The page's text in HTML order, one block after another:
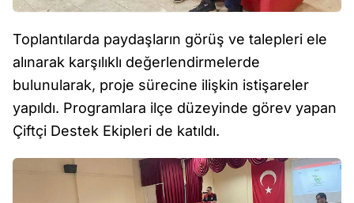
Toplantılarda paydaşların görüş ve talepleri ele
alınarak karşılıklı değerlendirmelerde
bulunularak, proje sürecine ilişkin istişareler
yapıldı. Programlara ilçe düzeyinde görev yapan
Çiftçi Destek Ekipleri de katıldı.